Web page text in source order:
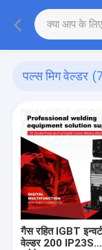
पल्स मिग वेल्डर
गैस रहित IGBT
वेल्डर 200 IP23S